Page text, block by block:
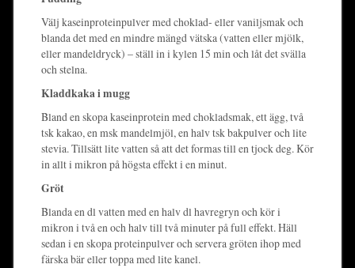
Välj kaseinproteinpulver med choklad- eller vaniljsmak och
blanda det med en mindre mängd vätska (vatten eller mjölk,
eller mandeldryck) – ställ in i kylen 15 min och låt det svälla
och stelna.
Kladdkaka i mugg
Bland en skopa kaseinprotein med chokladsmak, ett ägg, två
tsk kakao, en msk mandelmjöl, en halv tsk bakpulver och lite
stevia. Tillsätt lite vatten så att det formas till en tjock deg. Kör
in allt i mikron på högsta effekt i en minut.
Gröt
Blanda en dl vatten med en halv dl havregryn och kör i
mikron i två en och halv till två minuter på full effekt. Häll
sedan i en skopa proteinpulver och servera gröten ihop med
färska bär eller toppa med lite kanel.